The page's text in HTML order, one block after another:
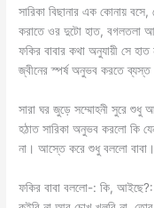
সারিকা বিছানার এক কোনায়
করাতে ওর দুটো হাত, বগলতলা
ফকির বাবার কথা অনুযায়ী সে
জ্বীনের স্পর্ষ অনুভব করতে
সারা ঘর জুড়ে সম্মোহনী
হঠাত সারিকা অনুভব করলো কি
না। আস্তে করে শুধু বললো বাবা।
ফকির বাবা বললো-: কি,